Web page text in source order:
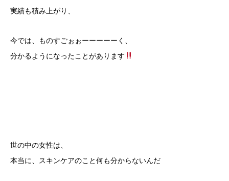
実績も積み上がり、
今では、ものすごぉぉーーーーーく、
分かるようになったことがあります
世の中の女性は、
本当に、スキンケアのこと何も分からないんだ